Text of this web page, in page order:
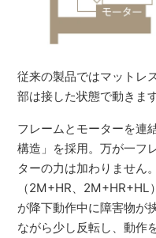
従来の製品ではマットレ
部は接した状態で動きます
フレームとモーターを連
構造」を採用。万が一フ
ターの力は加わりません
（2M+HR、2M+HR+HL
が降下動作中に障害物が
ながら少し反転し、動作